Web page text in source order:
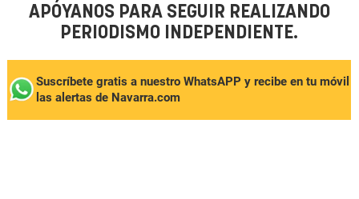
APÓYANOS PARA SEGUIR REALIZANDO
PERIODISMO INDEPENDIENTE.
Suscríbete gratis a nuestro WhatsAPP y recibe en tu móvil
las alertas de Navarra.com